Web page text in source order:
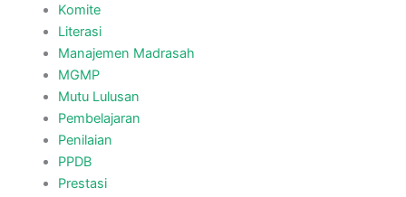
Komite
Literasi
Manajemen Madrasah
MGMP
Mutu Lulusan
Pembelajaran
Penilaian
PPDB
Prestasi